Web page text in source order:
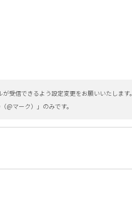
受信できるよう設定変更をお願いいたします。
@マーク）」のみです。